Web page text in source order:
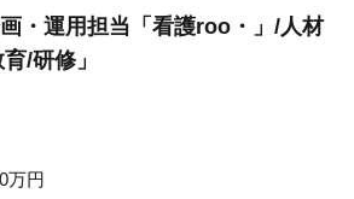
・運用担当「看護roo・」/人材
/研修」
万円